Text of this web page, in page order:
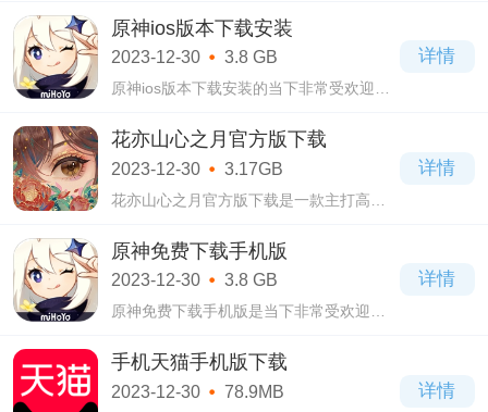
机游戏，自从上线以来就深受到广大网友
们的喜爱了，在疯狂动物园2024安卓版下
载游戏当
原神ios版本下载安装
2023-12-30 3.8 GB
原神ios版本下载安装的当下非常受欢迎的
冒险类手游，在原神ios版本下载安装游戏
当中拥有非常精致细腻的画风，每个人物
都将细
详情
花亦山心之月官方版下载
2023-12-30 3.17GB
花亦山心之月官方版下载是一款主打高颜
细腻的游戏画面，享受到高清的画质，体
验起来才会无比的爽快，并且还提供了全
新且丰
详情
原神免费下载手机版
2023-12-30 3.8 GB
原神免费下载手机版是当下非常受欢迎的
社交冒险类手机游戏，原神免费下载手机
版自从上线以来就深受到广大网友们的喜
爱了，
详情
手机天猫手机版下载
2023-12-30 78.9MB 详情